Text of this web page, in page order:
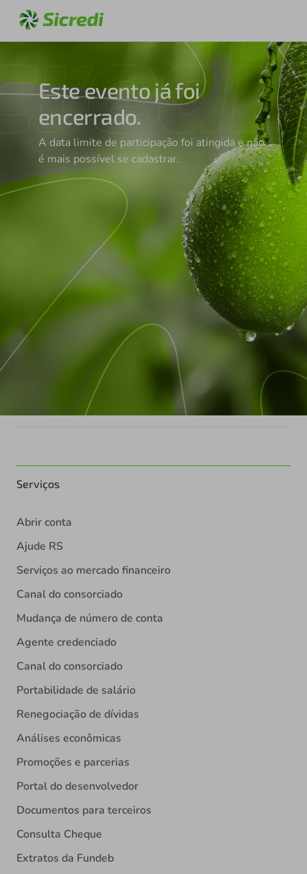
Este evento já foi
encerrado.
A data limite de participação foi atingida e não
é mais possível se cadastrar.
Serviços
Abrir conta
Ajude RS
Serviços ao mercado financeiro
Canal do consorciado
Mudança de número de conta
Agente credenciado
Canal do consorciado
Portabilidade de salário
Renegociação de dívidas
Análises econômicas
Promoções e parcerias
Portal do desenvolvedor
Documentos para terceiros
Consulta Cheque
Extratos da Fundeb